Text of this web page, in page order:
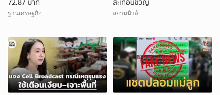
72.87 บาท
ฐานเศรษฐกิจ
สะเทือนขวัญ
สยามนิวส์